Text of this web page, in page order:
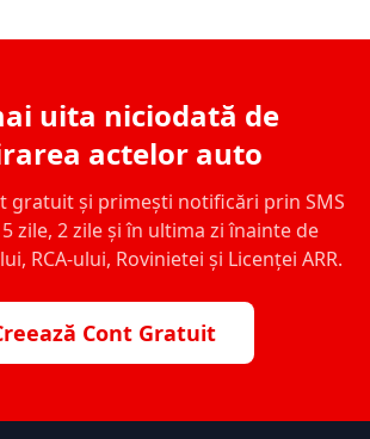
uita niciodată de
actelor auto
gratuit și primești notificări prin SMS
zile, 2 zile și în ultima zi înainte de
RCA-ului, Rovinietei și Licenței ARR.
Cont Gratuit